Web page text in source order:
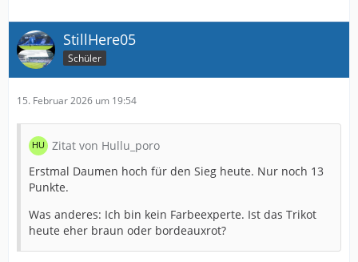
StillHere05
Schüler
15. Februar 2026 um 19:54
Zitat von Hullu_poro
Erstmal Daumen hoch für den Sieg heute. Nur noch 13
Punkte.
Was anderes: Ich bin kein Farbeexperte. Ist das Trikot
heute eher braun oder bordeauxrot?